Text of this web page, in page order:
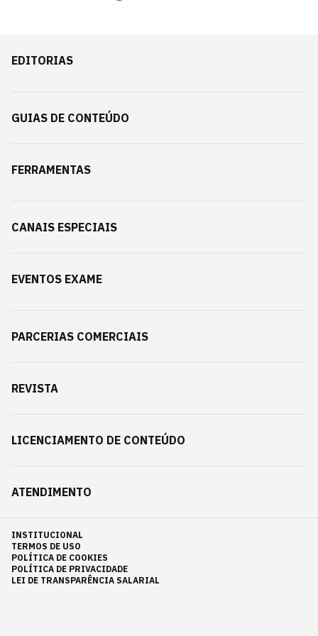
EDITORIAS
GUIAS DE CONTEÚDO
FERRAMENTAS
CANAIS ESPECIAIS
EVENTOS EXAME
PARCERIAS COMERCIAIS
REVISTA
LICENCIAMENTO DE CONTEÚDO
ATENDIMENTO
INSTITUCIONAL
TERMOS DE USO
POLÍTICA DE COOKIES
POLÍTICA DE PRIVACIDADE
LEI DE TRANSPARÊNCIA SALARIAL